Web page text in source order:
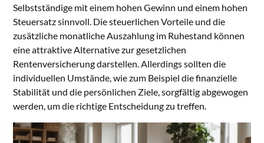
Selbstständige mit einem hohen Gewinn und einem hohen
Steuersatz sinnvoll. Die steuerlichen Vorteile und die
zusätzliche monatliche Auszahlung im Ruhestand können
eine attraktive Alternative zur gesetzlichen
Rentenversicherung darstellen. Allerdings sollten die
individuellen Umstände, wie zum Beispiel die finanzielle
Stabilität und die persönlichen Ziele, sorgfältig abgewogen
werden, um die richtige Entscheidung zu treffen.